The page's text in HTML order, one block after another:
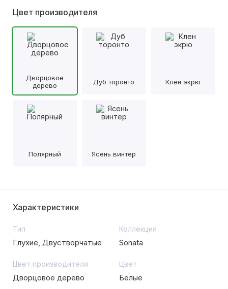
Цвет производителя
Дворцовое
дерево
Дуб торонто Клен экрю
Полярный Ясень винтер
Характеристики
Тип
Глухие, Двустворчатые
Коллекция
Sonata
Цвет производителя
Дворцовое дерево
Цвет
Белые